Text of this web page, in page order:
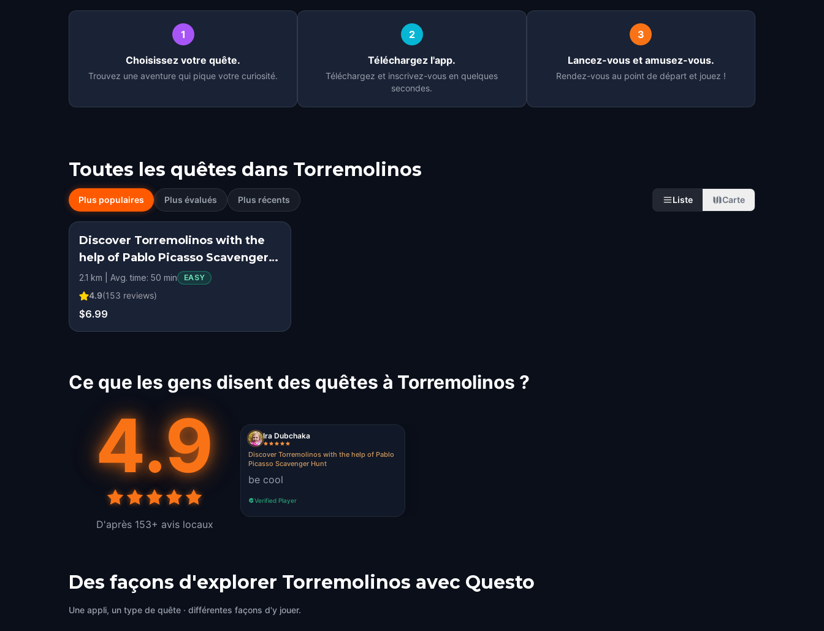
1
Choisissez votre quête.
Trouvez une aventure qui pique votre curiosité.
2
Téléchargez l'app.
Téléchargez et inscrivez-vous en quelques
secondes.
3
Lancez-vous et amusez-vous.
Rendez-vous au point de départ et jouez !
Toutes les quêtes dans Torremolinos
Plus populaires Plus évalués Plus récents Liste Carte
Discover Torremolinos with the
help of Pablo Picasso Scavenger
Hunt
2.1 km | Avg. time: 50 min EASY
4.9(153 reviews)
$6.99
Ce que les gens disent des quêtes à Torremolinos ?
4.9
D'après 153+ avis locaux
Ira Dubchaka
Discover Torremolinos with the help of Pablo
Picasso Scavenger Hunt
be cool
Verified Player
Des façons d'explorer Torremolinos avec Questo
Une appli, un type de quête · différentes façons d'y jouer.